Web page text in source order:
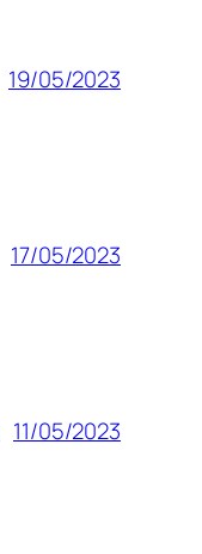
19/05/2023
17/05/2023
11/05/2023